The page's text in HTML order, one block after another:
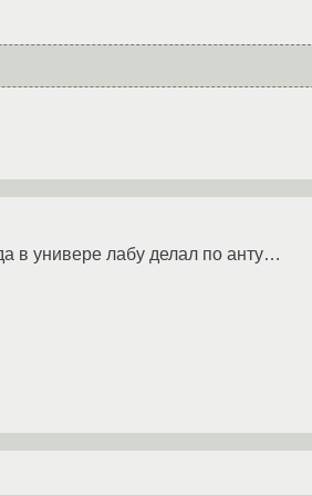
в универе лабу делал по анту…